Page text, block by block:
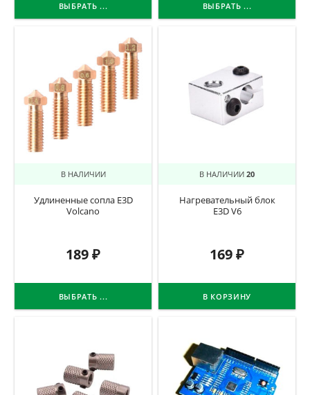
ВЫБРАТЬ ... ВЫБРАТЬ ...
В НАЛИЧИИ
Удлиненные сопла E3D
Volcano
189₽
ВЫБРАТЬ ...
В НАЛИЧИИ 20
Нагревательный блок
E3D V6
169₽
В КОРЗИНУ